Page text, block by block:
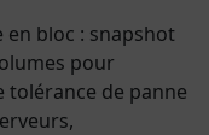
en bloc : snapshot
pour
tolérance de panne